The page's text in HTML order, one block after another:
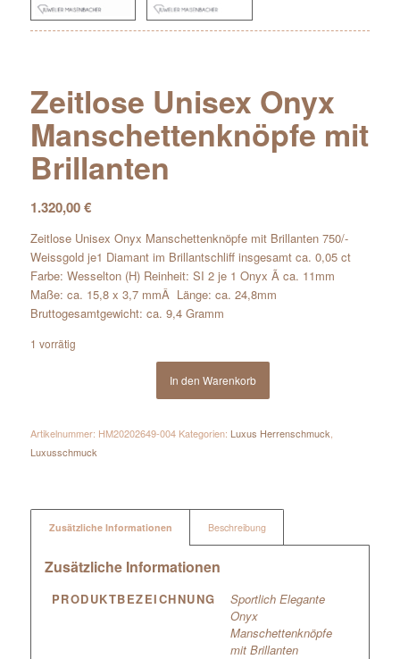
Zeitlose Unisex Onyx
Manschettenknöpfe mit
Brillanten
1.320,00€
Zeitlose Unisex Onyx Manschettenknöpfe mit Brillanten 750/-
Weissgold je1 Diamant im Brillantschliff insgesamt ca. 0,05 ct
Farbe: Wesselton (H) Reinheit: SI 2 je 1 Onyx Ã ca. 11mm
Maße: ca. 15,8 x 3,7 mmÂ Länge: ca. 24,8mm
Bruttogesamtgewicht: ca. 9,4 Gramm
1 vorrätig
In den Warenkorb
Artikelnummer: HM20202649-004 Kategorien: Luxus Herrenschmuck
Luxusschmuck
Zusätzliche Informationen Beschreibung
Zusätzliche Informationen
PRODUKTBEZEICHNUNG
Sportlich Elegante
Onyx
Manschettenknöpfe
mit Brillanten